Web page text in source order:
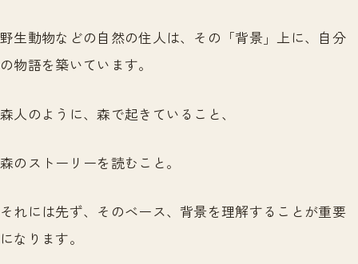
野生動物などの自然の住人は、その「背景」上に、自分
の物語を築いています。
森人のように、森で起きていること、
森のストーリーを読むこと。
それには先ず、そのベース、背景を理解することが重要
になります。